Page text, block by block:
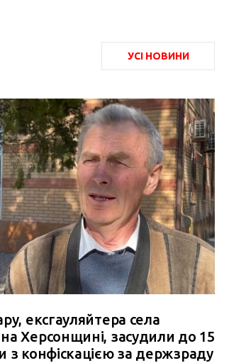
УСІ НОВИНИ
ексгауляйтера села
Херсонщині, засудили до 15
з конфіскацією за держзраду